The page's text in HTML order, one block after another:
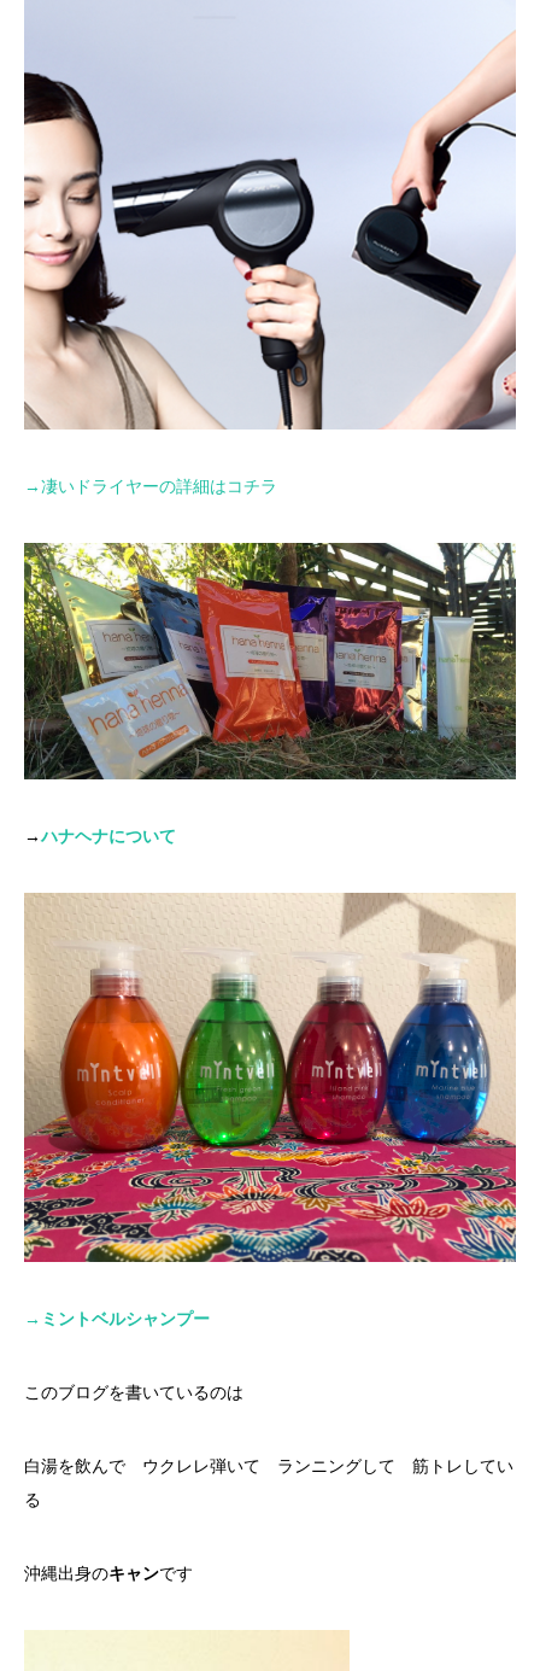
→凄いドライヤーの詳細はコチラ
→ハナヘナについて
→ ミントベルシャンプー
このブログを書いているのは
白湯を飲んで ウクレレ弾いて ランニングして 筋トレしてい
る
沖縄出身のキャンです